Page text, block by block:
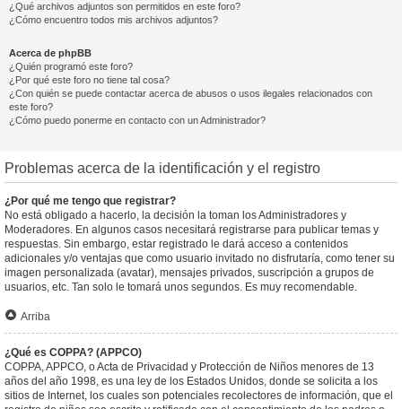
¿Qué archivos adjuntos son permitidos en este foro?
¿Cómo encuentro todos mis archivos adjuntos?
Acerca de phpBB
¿Quién programó este foro?
¿Por qué este foro no tiene tal cosa?
¿Con quién se puede contactar acerca de abusos o usos ilegales relacionados con
este foro?
¿Cómo puedo ponerme en contacto con un Administrador?
Problemas acerca de la identificación y el registro
¿Por qué me tengo que registrar?
No está obligado a hacerlo, la decisión la toman los Administradores y
Moderadores. En algunos casos necesitará registrarse para publicar temas y
respuestas. Sin embargo, estar registrado le dará acceso a contenidos
adicionales y/o ventajas que como usuario invitado no disfrutaría, como tener su
imagen personalizada (avatar), mensajes privados, suscripción a grupos de
usuarios, etc. Tan solo le tomará unos segundos. Es muy recomendable.
Arriba
¿Qué es COPPA? (APPCO)
COPPA, APPCO, o Acta de Privacidad y Protección de Niños menores de 13
años del año 1998, es una ley de los Estados Unidos, donde se solicita a los
sitios de Internet, los cuales son potenciales recolectores de información, que el